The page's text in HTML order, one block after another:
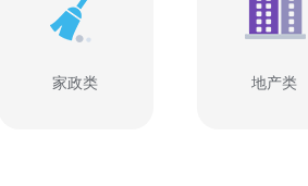
家政类 地产类